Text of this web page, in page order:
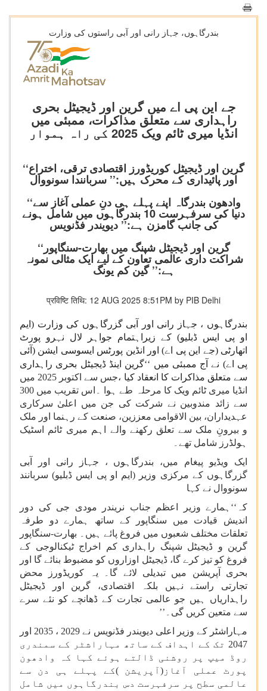
بندرگاہوں، جہاز رانی اور آبی راستوں کی وزارت
جے این پی اے میں گرین اور ڈیجیٹل بحری
راہداری سے متعلق مذاکرات، ممبئی میں
انڈیا میری ٹائم ویک 2025 کی راہ ہموار
‘‘گرین اور ڈیجیٹل کوریڈورز اقتصادی ترقی، اختراع
اور پائیداری کے محرک ہیں:’’ سربانندا سونووال
‘‘وادھون بندرگاہ اپنے پہلے ہی دنِ عملی آغاز سے
دنیا کی سرفہرست 10 بندرگاہوں میں شامل ہونے
کی جانب گامزن ہے:’’ دیویندر فڈنویس
‘‘گرین اور ڈیجیٹل شپنگ میں بھارت-سنگاپور
شراکت داری عالمی تعاون کے لیے ایک مثالی نمونہ
ہے:’’ گین کم یونگ
प्रविष्टि तिथि: 12 AUG 2025 8:51PM by PIB Delhi
بندرگاہوں ، جہاز رانی اور آبی گزرگاہوں کی وزارت (ایم
او پی ایس ڈبلیو) کے زیراہتمام جواہر لال نہرو پورٹ
اتھارٹی (جے این پی اے) اور انڈین پورٹس ایسوسی ایشن (آئی
پی اے) نے آج ممبئی میں ‘‘گرین اینڈ ڈیجیٹل بحری راہداری
سے متعلق مذاکرات کا انعقاد کیا ،
جس سے اکتوبر 2025 میں
انڈیا میری ٹائم ویک کا مرحلہ طے ہوا ۔اس تقریب میں 300
سے زائد مندوبین نے شرکت کی جن میں اعلیٰ سرکاری
عہدیداران، بین الاقوامی معززین، صنعت کے رہنما اور ملک
و بیرونِ ملک سے تعلق رکھنے والے اہم میری ٹائم اسٹیک
ہولڈرز شامل تھے۔
ایک ویڈیو پیغام میں، بندرگاہوں ، جہاز رانی اور آبی
گزرگاہوں کے مرکزی وزیر (ایم او پی ایس ڈبلیو) سربانند
سونووال نے کہا
کہ‘‘ہمارے وزیر اعظم جناب نریندر مودی جی کی دور
اندیش قیادت میں سنگاپور کے ساتھ ہمارے دو طرفہ
تعلقات مختلف شعبوں میں فروغ پائے ہیں۔ بھارت-سنگاپور
گرین و ڈیجیٹل شپنگ راہداری کم اخراج ٹیکنالوجی کے
فروغ کو تیز کرے گا، ڈیجیٹل اوزاروں کو مضبوط بنائے گا اور
بحری آپریشن میں تبدیلی لائے گا۔ یہ کوریڈورز محض
تجارتی راستے نہیں بلکہ اقتصادی، گرین اور ڈیجیٹل
راہداریاں ہیں جو عالمی تجارت کے ڈھانچے کو نئے سرے
سے متعین کریں گی۔’’
مہاراشٹر کے وزیر اعلی دیویندر فڈنویس نے 2029 ، 2035 اور
2047 تک کے اہداف کے ساتھ مہاراشٹر کے سمندری
روڈ میپ پر روشنی ڈالتے ہوئے کہا کہ وادھون
پورٹ عملی آغاز(آپریشن )کے پہلے ہی دن سے
عالمی سطح پر سرفہرست دس بندرگاہوں میں شامل